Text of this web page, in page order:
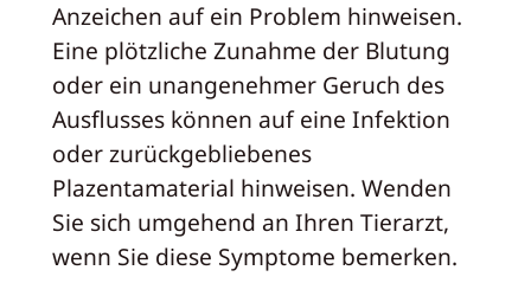
Anzeichen auf ein Problem hinweisen.
Eine plötzliche Zunahme der Blutung
oder ein unangenehmer Geruch des
Ausflusses können auf eine Infektion
oder zurückgebliebenes
Plazentamaterial hinweisen. Wenden
Sie sich umgehend an Ihren Tierarzt,
wenn Sie diese Symptome bemerken.